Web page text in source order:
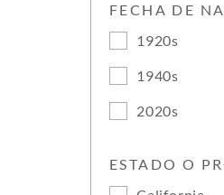
FECHA DE
1920s
1940s
2020s
ESTADO O